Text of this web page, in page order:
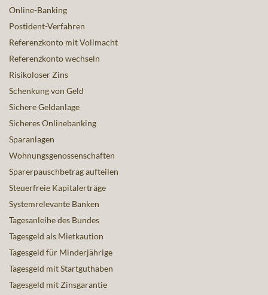
Online-Banking
Postident-Verfahren
Referenzkonto mit Vollmacht
Referenzkonto wechseln
Risikoloser Zins
Schenkung von Geld
Sichere Geldanlage
Sicheres Onlinebanking
Sparanlagen
Wohnungsgenossenschaften
Sparerpauschbetrag aufteilen
Steuerfreie Kapitalerträge
Systemrelevante Banken
Tagesanleihe des Bundes
Tagesgeld als Mietkaution
Tagesgeld für Minderjährige
Tagesgeld mit Startguthaben
Tagesgeld mit Zinsgarantie